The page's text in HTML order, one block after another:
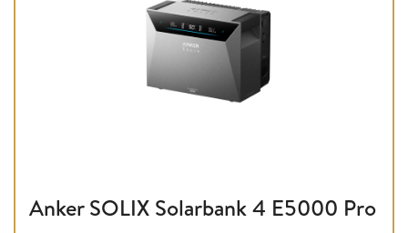
Anker SOLIX Solarbank 4 E5000 Pro